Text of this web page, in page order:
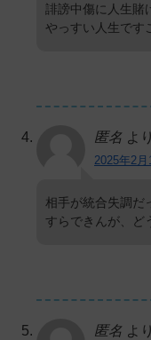
誹謗中傷に人生賭
やっすい人生です
匿名 よ
2025年2
相手が統合失調だ
すらできんが、ど
匿名 よ